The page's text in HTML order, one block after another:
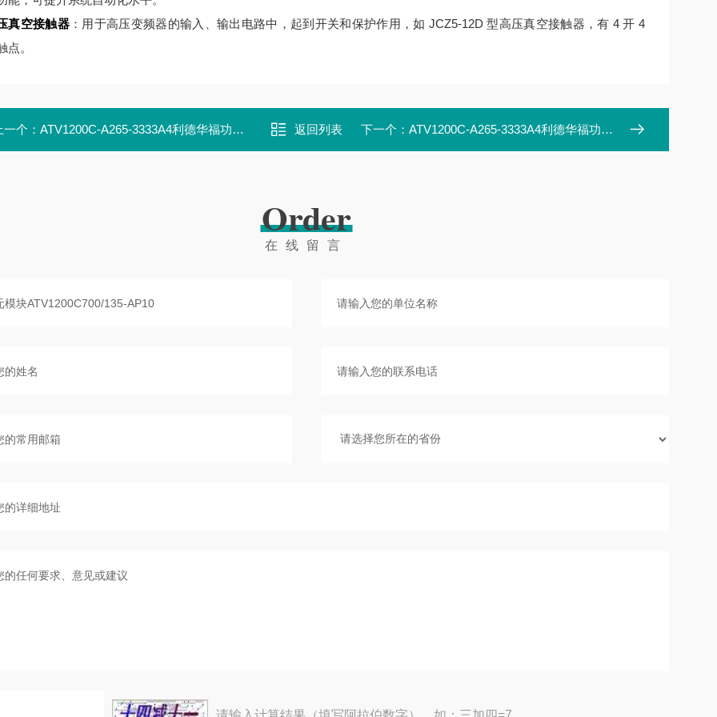
真空接触器：用于高压变频器的输入、输出电路中，起到开关和保护作用，如 JCZ5-12D 型高压真空接触器，有 4 开 4
点。
一个： ATV1200C-A265-3333A4利德华福功率单元模块HARS700/135-AN01 返回列表 下一个： ATV1200C-A265-3333A4利德华福功率单元模块HARS700/140-AN01
Order
在线留言